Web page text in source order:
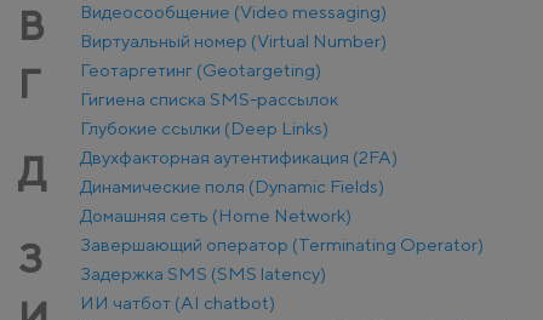
В
Видеосообщение (Video messaging)
Виртуальный номер (Virtual Number)
Г
Геотаргетинг (Geotargeting)
Гигиена списка SMS-рассылок
Глубокие ссылки (Deep Links)
Д
Двухфакторная аутентификация (2FA)
Динамические поля (Dynamic Fields)
Домашняя сеть (Home Network)
З
Завершающий оператор (Terminating Operator)
Задержка SMS (SMS latency)
ИИ чатбот (AI chatbot)